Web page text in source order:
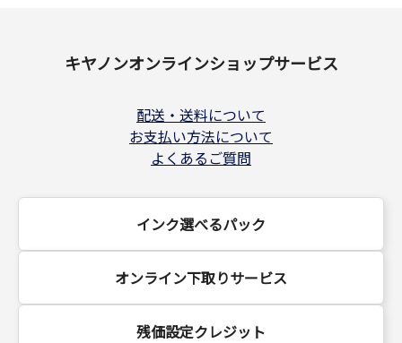
キヤノンオンラインショップサービス
配送・送料について
お支払い方法について
よくあるご質問
インク選べるパック
オンライン下取りサービス
残価設定クレジット